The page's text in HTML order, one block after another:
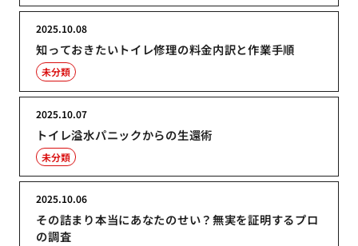
知っておきたいトイレ修理の料金内訳と作業手順
2025.10.08
未分類
トイレ溢水パニックからの生還術
2025.10.07
未分類
その詰まり本当にあなたのせい？無実を証明するプロ
の調査
2025.10.06